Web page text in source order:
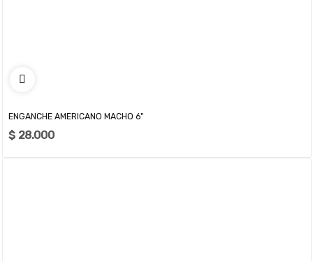
ENGANCHE AMERICANO MACHO 6"
$ 28.000